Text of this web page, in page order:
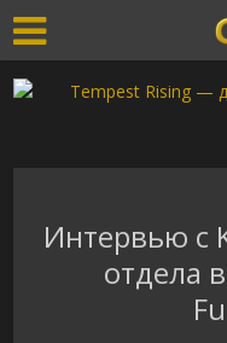
Интервью с
отдела